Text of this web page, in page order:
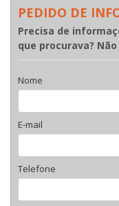
PEDIDO DE
Precisa de
que procurava?
Nome
E-mail
Telefone